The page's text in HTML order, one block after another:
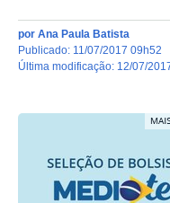
por Ana Paula Batista
publicado: 11/07/2017 09h52
última modificação: 12/07/